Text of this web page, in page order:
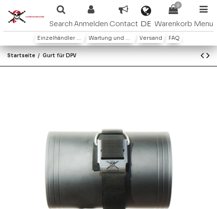
Search Anmelden Contact DE
0
Warenkorb Menu
Einzelhändler oder Distributoren Wartung und Garantie Versand FAQ
Startseite Gurt für DPV